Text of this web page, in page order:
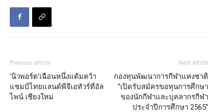
Previous article
‘นิวพอร์ต’เฉือนหนึ่งแต้มคว้า
แชมป์ไทยแลนด์พีจีเอทัวร์ที่อัล
ไพน์ เชียงใหม่
Next article
กองทุนพัฒนาการกีฬาแห่งชาติ
“เปิดรับสมัครขอทุนการศึกษา
ของนักกีฬาและบุคลากรกีฬา
ประจำปีการศึกษา 2565”